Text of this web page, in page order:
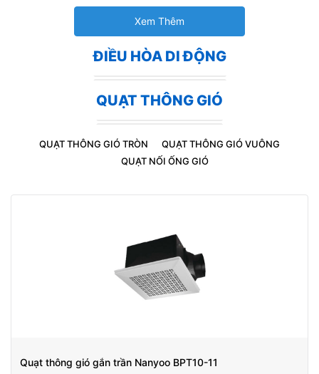
Xem Thêm
ĐIỀU HÒA DI ĐỘNG
QUẠT THÔNG GIÓ
QUẠT THÔNG GIÓ TRÒN
QUẠT THÔNG GIÓ VUÔNG
QUẠT NỐI ỐNG GIÓ
Quạt thông gió gắn trần Nanyoo BPT10-11